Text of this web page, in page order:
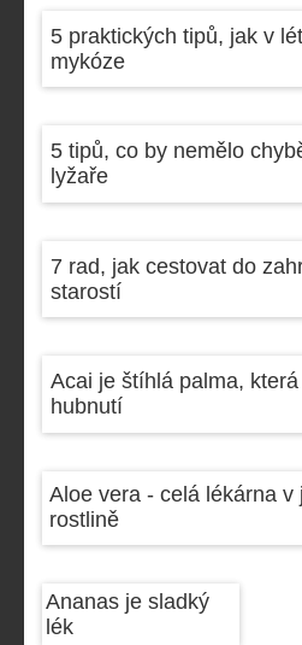
5 praktických tipů, jak v
mykóze
5 tipů, co by nemělo
lyžaře
7 rad, jak cestovat do
starostí
Acai je štíhlá palma,
hubnutí
Aloe vera - celá lékárna v
rostlině
Ananas je sladký
lék